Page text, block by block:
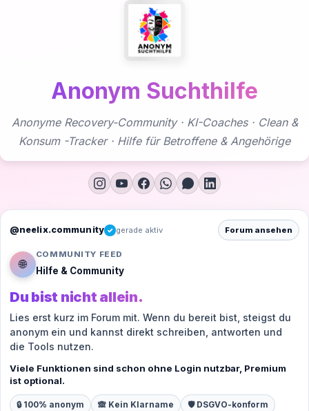
Anonym Suchthilfe
Anonyme Recovery-Community · KI-Coaches · Clean &
Konsum -Tracker · Hilfe für Betroffene & Angehörige
@neelix.community ✓ gerade aktiv Forum ansehen
🌐
COMMUNITY FEED
Hilfe & Community
Du bist nicht allein.
Lies erst kurz im Forum mit. Wenn du bereit bist, steigst du
anonym ein und kannst direkt schreiben, antworten und
die Tools nutzen.
Viele Funktionen sind schon ohne Login nutzbar, Premium
ist optional.
🔒 100% anonym 🙈 Kein Klarname 🛡️ DSGVO-konform